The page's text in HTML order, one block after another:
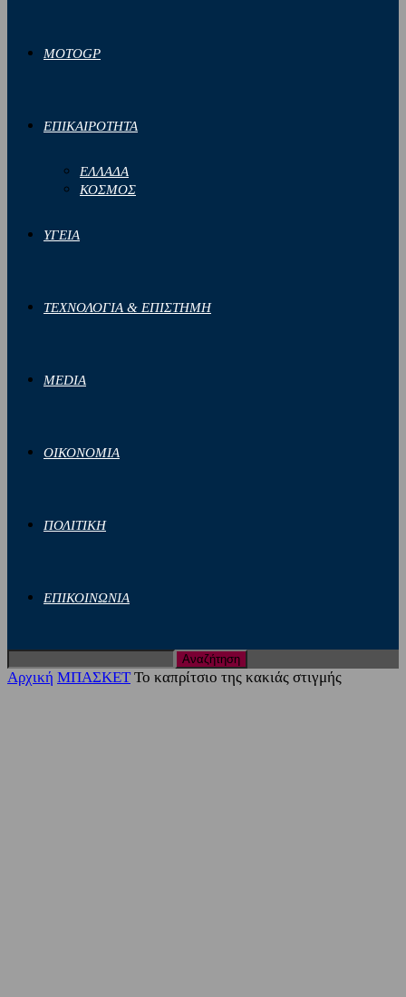
MOTOGP
ΕΠΙΚΑΙΡΟΤΗΤΑ
ΕΛΛΑΔΑ
ΚΟΣΜΟΣ
ΥΓΕΙΑ
ΤΕΧΝΟΛΟΓΙΑ & ΕΠΙΣΤΗΜΗ
MEDIA
ΟΙΚΟΝΟΜΙΑ
ΠΟΛΙΤΙΚΗ
ΕΠΙΚΟΙΝΩΝΙΑ
Αρχική ΜΠΑΣΚΕΤ Το καπρίτσιο της κακιάς στιγμής